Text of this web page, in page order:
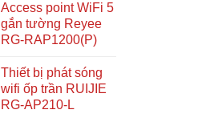
Access point WiFi 5
gắn tường Reyee
RG-RAP1200(P)
Thiết bị phát sóng
wifi ốp trần RUIJIE
RG-AP210-L